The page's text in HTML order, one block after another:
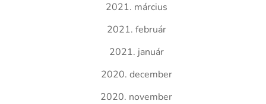
2021. március
2021. február
2021. január
2020. december
2020. november